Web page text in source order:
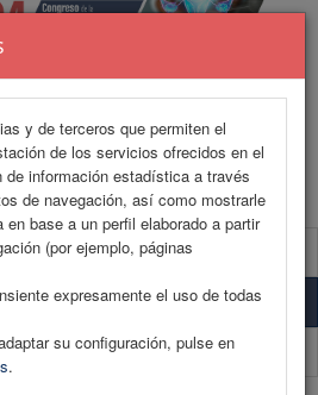
y de terceros que permiten el
de los servicios ofrecidos en el
de información estadística a través
de navegación, así como mostrarle
en base a un perfil elaborado a partir
(por ejemplo, páginas
expresamente el uso de todas
su configuración, pulse en
.